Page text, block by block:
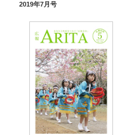
2019年7月号